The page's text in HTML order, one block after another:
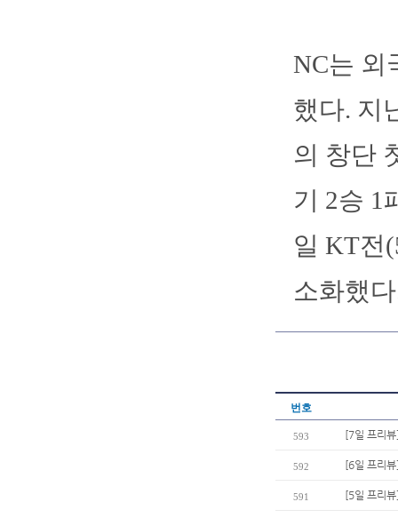
NC는 외
했다. 지
의 창단
기 2승 1
일 KT전
소화했
번호
593 [7일 프리
592 [6일 프리
591 [5일 프리